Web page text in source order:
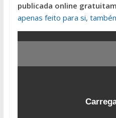
publicada online
apenas feito para si,